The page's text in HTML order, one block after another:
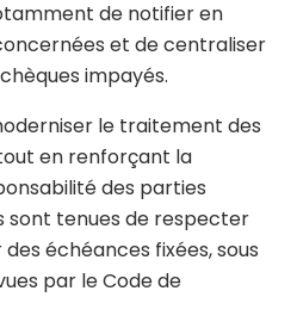
de notifier en
et de centraliser
impayés.
le traitement des
en renforçant la
des parties
sont tenues de respecter
échéances fixées, sous
par le Code de